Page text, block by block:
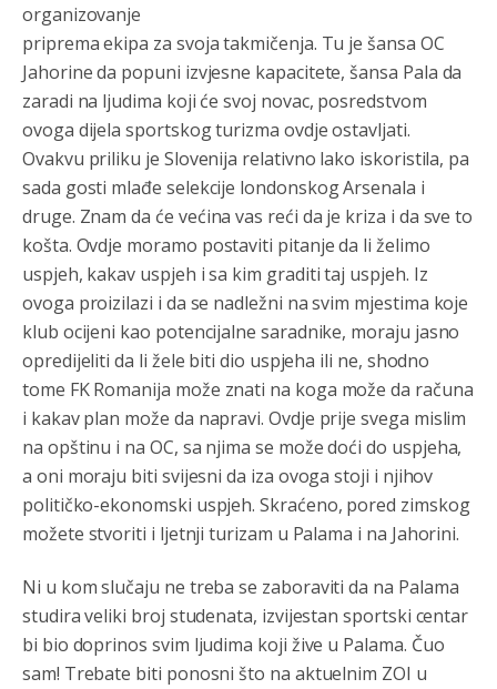
organizovanje
priprema ekipa za svoja takmičenja. Tu je šansa OC
Jahorine da popuni izvjesne kapacitete, šansa Pala da
zaradi na ljudima koji će svoj novac, posredstvom
ovoga dijela sportskog turizma ovdje ostavljati.
Ovakvu priliku je Slovenija relativno lako iskoristila, pa
sada gosti mlađe selekcije londonskog Arsenala i
druge. Znam da će većina vas reći da je kriza i da sve to
košta. Ovdje moramo postaviti pitanje da li želimo
uspjeh, kakav uspjeh i sa kim graditi taj uspjeh. Iz
ovoga proizilazi i da se nadležni na svim mjestima koje
klub ocijeni kao potencijalne saradnike, moraju jasno
opredijeliti da li žele biti dio uspjeha ili ne, shodno
tome FK Romanija može znati na koga može da računa
i kakav plan može da napravi. Ovdje prije svega mislim
na opštinu i na OC, sa njima se može doći do uspjeha,
a oni moraju biti svijesni da iza ovoga stoji i njihov
političko-ekonomski uspjeh. Skraćeno, pored zimskog
možete stvoriti i ljetnji turizam u Palama i na Jahorini.
Ni u kom slučaju ne treba se zaboraviti da na Palama
studira veliki broj studenata, izvijestan sportski centar
bi bio doprinos svim ljudima koji žive u Palama. Čuo
sam! Trebate biti ponosni što na aktuelnim ZOI u